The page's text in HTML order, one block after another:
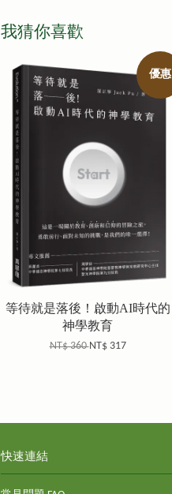
我猜你喜歡
優惠
等待就是落後！啟動AI時代的
神學教育
NT$ 360NT$ 317
快速連結